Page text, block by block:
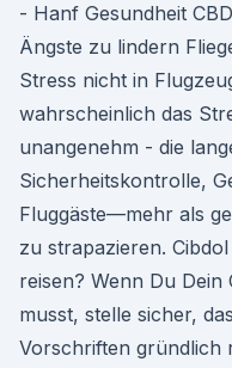
- Hanf Gesundheit
Ängste zu lindern
Stress nicht in
wahrscheinlich das
unangenehm - die
Sicherheitskontrolle,
Fluggäste—mehr als
zu strapazieren.
reisen? Wenn Du Dein
musst, stelle sicher,
Vorschriften gründlich